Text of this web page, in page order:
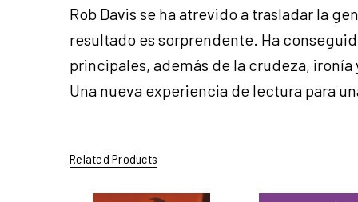
Rob Davis se ha atrevido a trasladar la
resultado es sorprendente. Ha
principales, además de la crudeza,
Una nueva experiencia de lectura para
Related Products